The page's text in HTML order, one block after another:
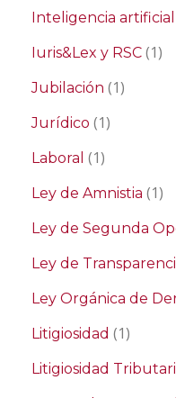
Inteligencia artificial
Iuris&Lex y RSC (1)
Jubilación (1)
Jurídico (1)
Laboral (1)
Ley de Amnistia (1)
Ley de Segunda
Ley de
Ley Orgánica de
Litigiosidad (1)
Litigiosidad